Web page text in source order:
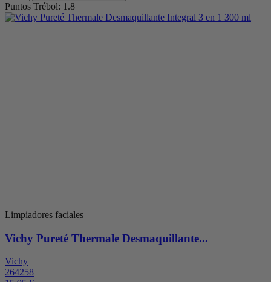
Puntos Trébol: 1.8
Limpiadores faciales
Vichy Pureté Thermale Desmaquillante...
Vichy
264258